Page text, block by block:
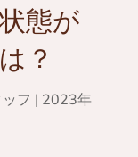
態が
？
フ | 2023年